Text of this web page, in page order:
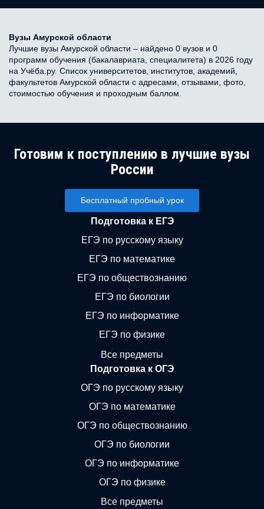
Вузы Амурской области
Лучшие вузы Амурской области – найдено 0 вузов и 0
программ обучения (бакалавриата, специалитета) в 2026 году
на Учёба.ру. Список университетов, институтов, академий,
факультетов Амурской области с адресами, отзывами, фото,
стоимостью обучения и проходным баллом.
Готовим к поступлению в лучшие вузы
России
Бесплатный пробный урок
Подготовка к ЕГЭ
ЕГЭ по русскому языку
ЕГЭ по математике
ЕГЭ по обществознанию
ЕГЭ по биологии
ЕГЭ по информатике
ЕГЭ по физике
Все предметы
Подготовка к ОГЭ
ОГЭ по русскому языку
ОГЭ по математике
ОГЭ по обществознанию
ОГЭ по биологии
ОГЭ по информатике
ОГЭ по физике
Все предметы